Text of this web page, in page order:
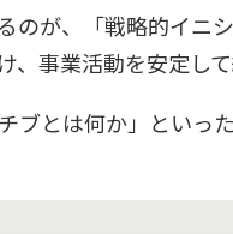
のが、「戦略的イニ
、事業活動を安定し
ブとは何か」といっ